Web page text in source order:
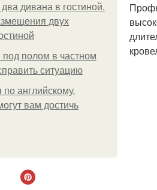
дивана в гостиной.
двух
под полом в частном
ситуацию
английскому,
вам достичь